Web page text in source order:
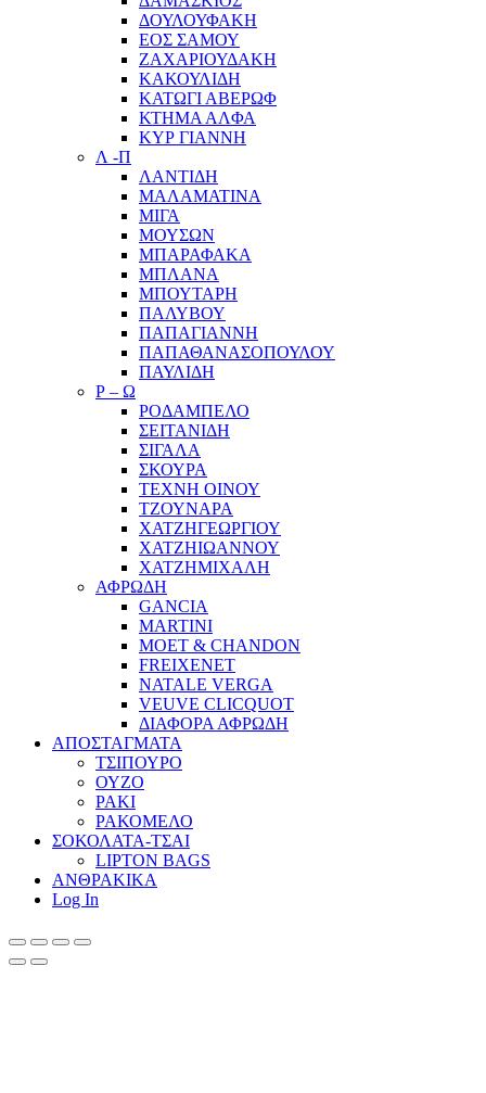
ΔΟΥΛΟΥΦΑΚΗ
ΕΟΣ ΣΑΜΟΥ
ΖΑΧΑΡΙΟΥΔΑΚΗ
ΚΑΚΟΥΛΙΔΗ
ΚΑΤΩΓΙ ΑΒΕΡΩΦ
ΚΤΗΜΑ ΑΛΦΑ
ΚΥΡ ΓΙΑΝΝΗ
Λ -Π
ΛΑΝΤΙΔΗ
ΜΑΛΑΜΑΤΙΝΑ
ΜΙΓΑ
ΜΟΥΣΩΝ
ΜΠΑΡΑΦΑΚΑ
ΜΠΛΑΝΑ
ΜΠΟΥΤΑΡΗ
ΠΑΛΥΒΟΥ
ΠΑΠΑΓΙΑΝΝΗ
ΠΑΠΑΘΑΝΑΣΟΠΟΥΛΟΥ
ΠΑΥΛΙΔΗ
Ρ – Ω
ΡΟΔΑΜΠΕΛΟ
ΣΕΙΤΑΝΙΔΗ
ΣΙΓΑΛΑ
ΣΚΟΥΡΑ
ΤΕΧΝΗ ΟΙΝΟΥ
ΤΖΟΥΝΑΡΑ
ΧΑΤΖΗΓΕΩΡΓΙΟΥ
ΧΑΤΖΗΙΩΑΝΝΟΥ
ΧΑΤΖΗΜΙΧΑΛΗ
ΑΦΡΩΔΗ
GANCIA
MARTINI
MOET & CHANDON
FREIXENET
NATALE VERGA
VEUVE CLICQUOT
ΔΙΑΦΟΡΑ ΑΦΡΩΔΗ
ΑΠΟΣΤΑΓΜΑΤΑ
ΤΣΙΠΟΥΡΟ
ΟΥΖΟ
ΡΑΚΙ
ΡΑΚΟΜΕΛΟ
ΣΟΚΟΛΑΤΑ-ΤΣΑΙ
LIPTON BAGS
ΑΝΘΡΑΚΙΚΑ
Log In